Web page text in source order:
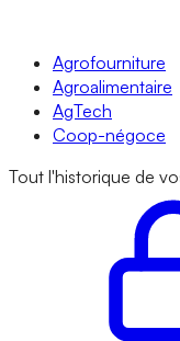
Agrofourniture
Agroalimentaire
AgTech
Coop-négoce
Tout l'historique de